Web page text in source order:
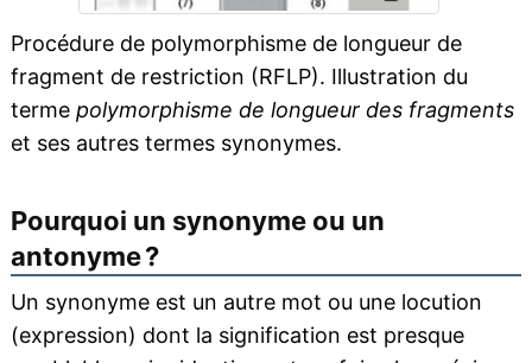
Procédure de polymorphisme de longueur de
fragment de restriction (RFLP). Illustration du
terme polymorphisme de longueur des fragments
et ses autres termes synonymes.
Pourquoi un synonyme ou un
antonyme ?
Un synonyme est un autre mot ou une locution
(expression) dont la signification est presque